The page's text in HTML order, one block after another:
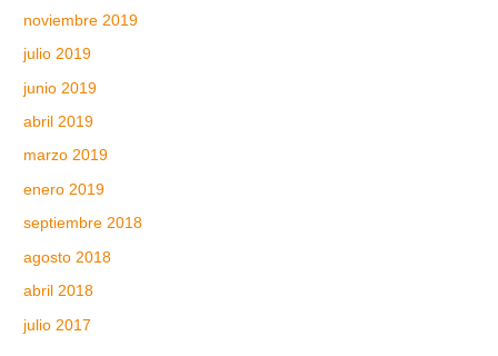
noviembre 2019
julio 2019
junio 2019
abril 2019
marzo 2019
enero 2019
septiembre 2018
agosto 2018
abril 2018
julio 2017